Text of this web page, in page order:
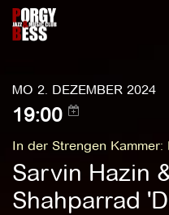
MO 2. DEZEMBER 2024
19:00
In der Strengen Kammer:
Sarvin Hazin
Shahparrad